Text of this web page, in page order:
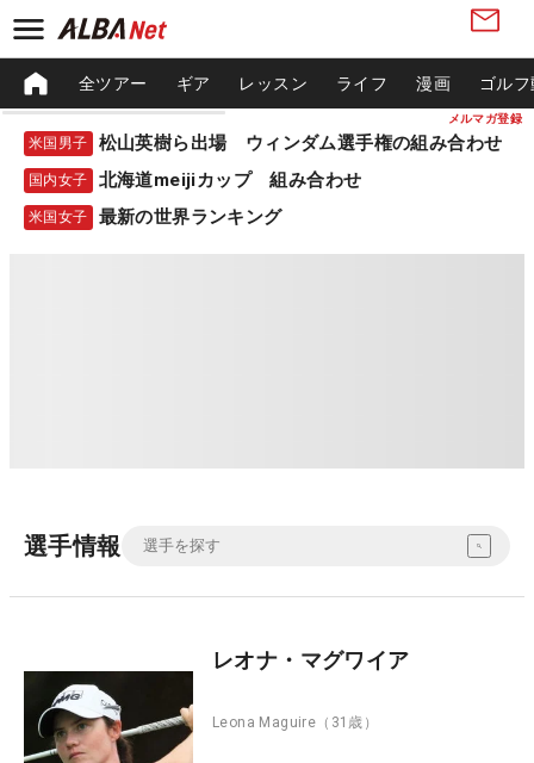
メルマガ登録
全ツアー ギア レッスン ライフ 漫画 ゴル
米国男子 松山英樹ら出場 ウィンダム選手権の組み合わせ
国内女子 北海道meijiカップ 組み合わせ
米国女子 最新の世界ランキング
選手情報
レオナ・マグワイア
Leona Maguire （31歳）